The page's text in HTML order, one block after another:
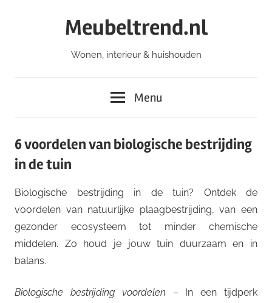
Meubeltrend.nl
Wonen, interieur & huishouden
Menu
6 voordelen van biologische bestrijding
in de tuin
Biologische bestrijding in de tuin? Ontdek de
voordelen van natuurlijke plaagbestrijding, van een
gezonder ecosysteem tot minder chemische
middelen. Zo houd je jouw tuin duurzaam en in
balans.
Biologische bestrijding voordelen – In een tijdperk